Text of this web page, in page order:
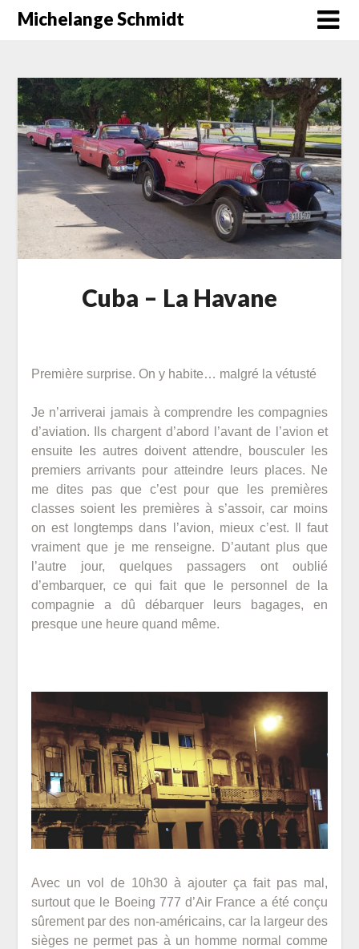
SkipMichelange Schmidt
Cuba – La Havane
3
2018
Première surprise. On y habite… malgré la vétusté
Je n’arriverai jamais à comprendre les compagnies
d’aviation. Ils chargent d’abord l’avant de l’avion et
ensuite les autres doivent attendre, bousculer les
premiers arrivants pour atteindre leurs places. Ne
me dites pas que c’est pour que les premières
classes soient les premières à s’assoir, car moins
on est longtemps dans l’avion, mieux c’est. Il faut
vraiment que je me renseigne. D’autant plus que
l’autre jour, quelques passagers ont oublié
d’embarquer, ce qui fait que le personnel de la
compagnie a dû débarquer leurs bagages, en
presque une heure quand même.
Avec un vol de 10h30 à ajouter ça fait pas mal,
surtout que le Boeing 777 d’Air France a été conçu
sûrement par des non-américains, car la largeur des
sièges ne permet pas à un homme normal comme